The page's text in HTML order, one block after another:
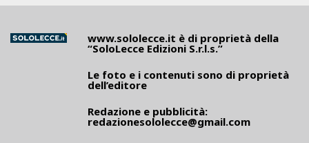
www.sololecce.it è di proprietà della
“SoloLecce Edizioni S.r.l.s.”
Le foto e i contenuti sono di proprietà
dell’editore
Redazione e pubblicità:
redazionesololecce@gmail.com